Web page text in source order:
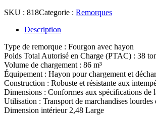
SKU : 818Categorie : Remorques
Description
Type de remorque : Fourgon avec hayon
Poids Total Autorisé en Charge (PTAC) : 38
Volume de chargement : 86 m³
Équipement : Hayon pour chargement et
Construction : Robuste et résistante aux
Dimensions : Conformes aux spécifications de
Utilisation : Transport de marchandises lourdes
Dimension intérieur 2,48 Large